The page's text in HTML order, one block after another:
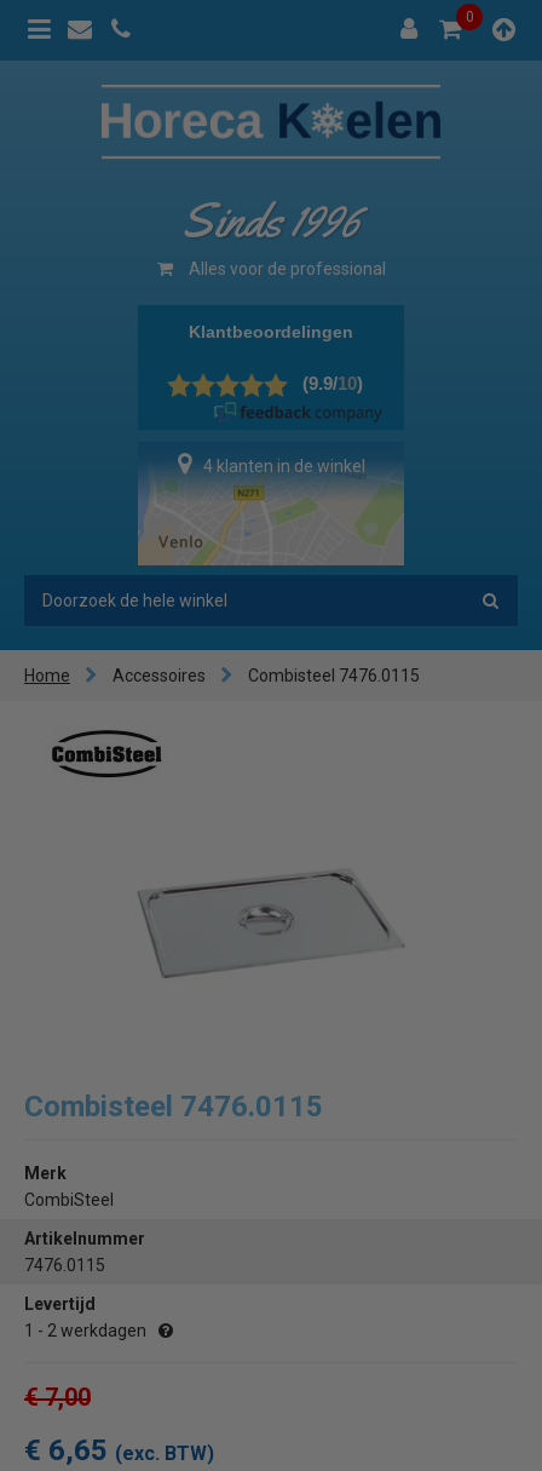
0
Sinds 1996
Alles voor de professional
4 klanten in de winkel
Home Accessoires Combisteel 7476.0115
Combisteel 7476.0115
Merk
CombiSteel
Artikelnummer
7476.0115
Levertijd
1 - 2 werkdagen
€ 7,00
€ 6,65 (exc. BTW)